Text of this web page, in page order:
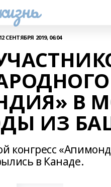
12 СЕНТЯБРЯ 2019, 06:04
В
ИЗ
конгресс
в Канаде.